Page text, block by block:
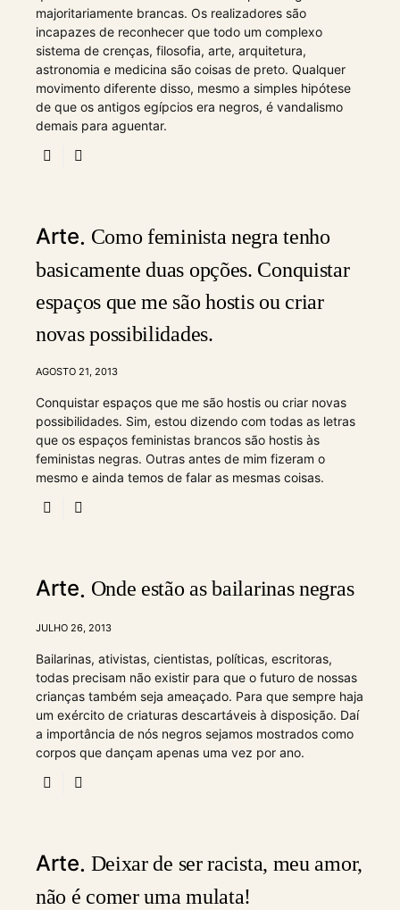
majoritariamente brancas. Os realizadores são
incapazes de reconhecer que todo um complexo
sistema de crenças, filosofia, arte, arquitetura,
astronomia e medicina são coisas de preto. Qualquer
movimento diferente disso, mesmo a simples hipótese
de que os antigos egípcios era negros, é vandalismo
demais para aguentar.
Arte Como feminista negra tenho
basicamente duas opções. Conquistar
espaços que me são hostis ou criar
novas possibilidades.
AGOSTO 21, 2013
Conquistar espaços que me são hostis ou criar novas
possibilidades. Sim, estou dizendo com todas as letras
que os espaços feministas brancos são hostis às
feministas negras. Outras antes de mim fizeram o
mesmo e ainda temos de falar as mesmas coisas.
Arte Onde estão as bailarinas negras
JULHO 26, 2013
Bailarinas, ativistas, cientistas, políticas, escritoras,
todas precisam não existir para que o futuro de nossas
crianças também seja ameaçado. Para que sempre haja
um exército de criaturas descartáveis à disposição. Daí
a importância de nós negros sejamos mostrados como
corpos que dançam apenas uma vez por ano.
Arte Deixar de ser racista, meu amor,
não é comer uma mulata!